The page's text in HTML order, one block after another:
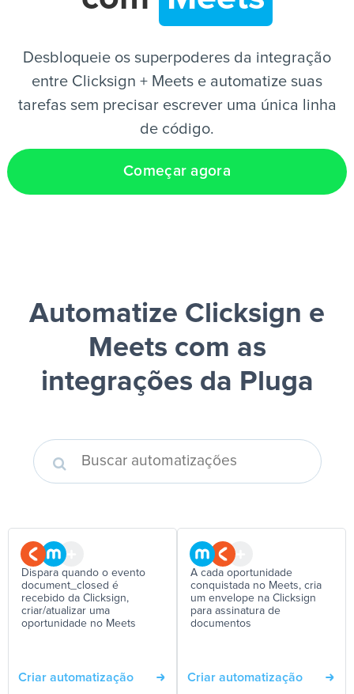
Desbloqueie os superpoderes da integração
entre Clicksign + Meets e automatize suas
tarefas sem precisar escrever uma única linha
de código.
Começar agora
Automatize Clicksign e
Meets com as
integrações da Pluga
Dispara quando o evento
document_closed é
recebido da Clicksign,
criar/atualizar uma
oportunidade no Meets
Criar automatização
A cada oportunidade
conquistada no Meets, cria
um envelope na Clicksign
para assinatura de
documentos
Criar automatização